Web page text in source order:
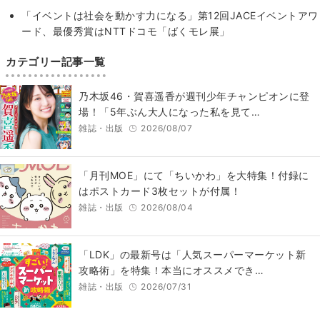
「イベントは社会を動かす力になる」第12回JACEイベントアワ
ード、最優秀賞はNTTドコモ「ばくモレ展」
カテゴリー記事一覧
乃木坂46・賀喜遥香が週刊少年チャンピオンに登
場！「5年ぶん大人になった私を見て…
雑誌・出版 2026/08/07
「月刊MOE」にて「ちいかわ」を大特集！付録に
はポストカード3枚セットが付属！
雑誌・出版 2026/08/04
「LDK」の最新号は「人気スーパーマーケット新
攻略術」を特集！本当にオススメでき…
雑誌・出版 2026/07/31